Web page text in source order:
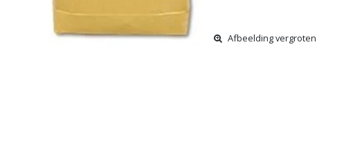
Afbeelding vergroten